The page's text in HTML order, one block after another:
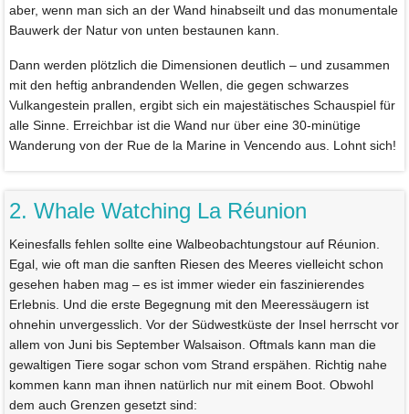
aber, wenn man sich an der Wand hinabseilt und das monumentale
Bauwerk der Natur von unten bestaunen kann.
Dann werden plötzlich die Dimensionen deutlich – und zusammen
mit den heftig anbrandenden Wellen, die gegen schwarzes
Vulkangestein prallen, ergibt sich ein majestätisches Schauspiel für
alle Sinne. Erreichbar ist die Wand nur über eine 30-minütige
Wanderung von der Rue de la Marine in Vencendo aus. Lohnt sich!
2. Whale Watching La Réunion
Keinesfalls fehlen sollte eine Walbeobachtungstour auf Réunion.
Egal, wie oft man die sanften Riesen des Meeres vielleicht schon
gesehen haben mag – es ist immer wieder ein faszinierendes
Erlebnis. Und die erste Begegnung mit den Meeressäugern ist
ohnehin unvergesslich. Vor der Südwestküste der Insel herrscht vor
allem von Juni bis September Walsaison. Oftmals kann man die
gewaltigen Tiere sogar schon vom Strand erspähen. Richtig nahe
kommen kann man ihnen natürlich nur mit einem Boot. Obwohl
dem auch Grenzen gesetzt sind: